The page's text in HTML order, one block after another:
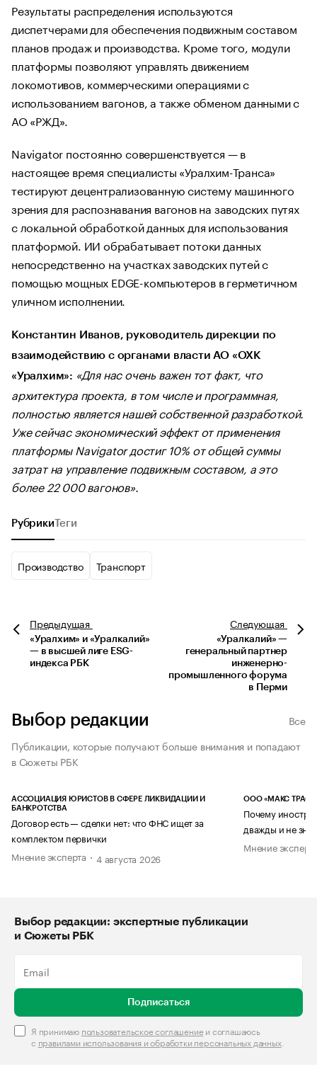
Результаты распределения используются
диспетчерами для обеспечения подвижным составом
планов продаж и производства. Кроме того, модули
платформы позволяют управлять движением
локомотивов, коммерческими операциями с
использованием вагонов, а также обменом данными с
АО «РЖД».
Navigator постоянно совершенствуется — в
настоящее время специалисты «Уралхим-Транса»
тестируют децентрализованную систему машинного
зрения для распознавания вагонов на заводских путях
с локальной обработкой данных для использования
платформой. ИИ обрабатывает потоки данных
непосредственно на участках заводских путей с
помощью мощных EDGE-компьютеров в герметичном
уличном исполнении.
Константин Иванов, руководитель дирекции по
взаимодействию с органами власти АО «ОХК
«Уралхим»: «Для нас очень важен тот факт, что
архитектура проекта, в том числе и программная,
полностью является нашей собственной разработкой.
Уже сейчас экономический эффект от применения
платформы Navigator достиг 10% от общей суммы
затрат на управление подвижным составом, а это
более 22 000 вагонов».
Рубрики Теги
Производство Транспорт
Предыдущая
«Уралхим» и «Уралкалий»
— в высшей лиге ESG-
индекса РБК
Следующая
«Уралкалий» —
генеральный партнер
инженерно-
промышленного форума
в Перми
Выбор редакции
Все
Публикации, которые получают больше внимания и попадают
в Сюжеты РБК
АССОЦИАЦИЯ ЮРИСТОВ В СФЕРЕ ЛИКВИДАЦИИ И
БАНКРОТСТВА
Договор есть — сделки нет: что ФНС ищет за
комплектом первички
Мнение эксперта
4 августа 2026
ООО «МАКС ТРАСТ»
Почему
дважды и не
Мнение
Выбор редакции: экспертные публикации
и Сюжеты РБК
Подписаться
Я принимаю пользовательское соглашениеи соглашаюсь
с правилами использования и обработки персональных данных.